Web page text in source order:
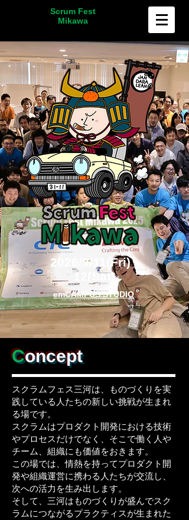
Scrum Fest
Mikawa
2026/9/11(Fri) -
12(Sat)
emCAMPUS STUDIO
Concept
スクラムフェス三河は、ものづくりを実
践している人たちの新しい挑戦が生まれ
る場です。
スクラムはプロダクト開発における技術
やプロセスだけでなく、そこで働く人や
チーム、組織にも価値をおきます。
この場では、情熱を持ってプロダクト開
発や組織運営に携わる人たちが交流し、
次への活力を生み出します。
そして、三河はものづくりが盛んでスク
ラムにつながるプラクティスが生まれた